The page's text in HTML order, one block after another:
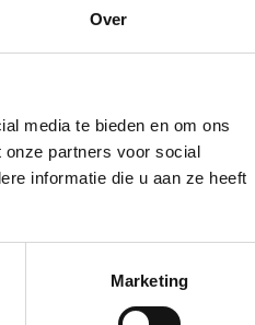
Over
media te bieden en om ons
partners voor social
informatie die u aan ze heeft
Marketing